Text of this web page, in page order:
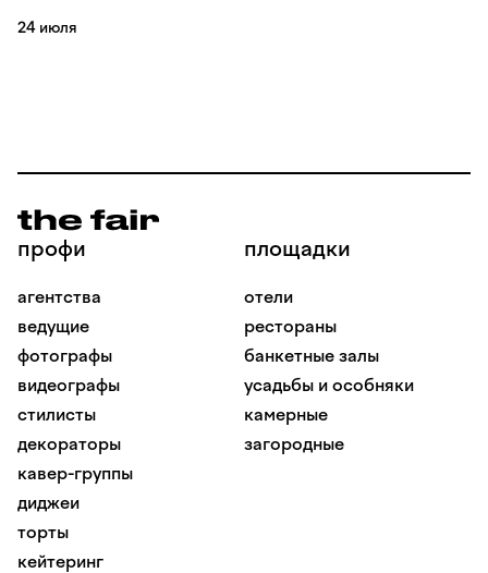
24 июля
профи
агентства
ведущие
фотографы
видеографы
стилисты
декораторы
кавер-группы
диджеи
торты
кейтеринг
площадки
отели
рестораны
банкетные залы
усадьбы и особняки
камерные
загородные